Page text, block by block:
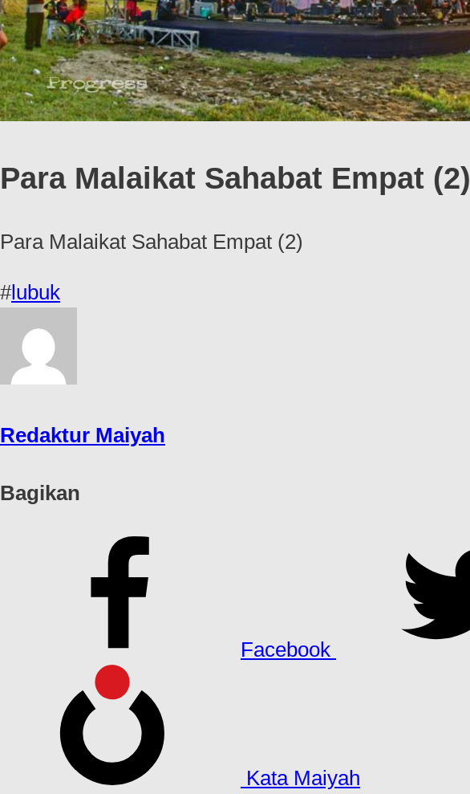
Para Malaikat Sahabat Empat (2)
Para Malaikat Sahabat Empat (2)
#lubuk
Redaktur Maiyah
Bagikan
Facebook
Kata Maiyah